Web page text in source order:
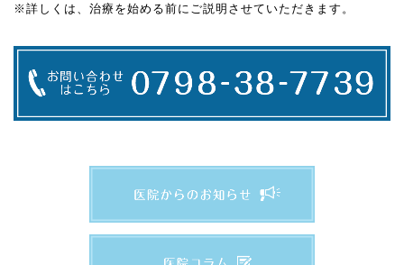
※詳しくは、治療を始める前にご説明させていただきます。